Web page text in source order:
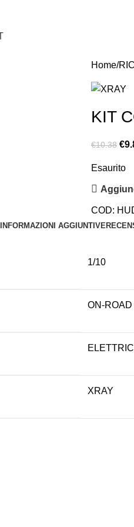
Home
KIT
€10.38 €
Esaurito
COD:
INFORMAZIONI AGGIUNTIVE
1/10
ON-ROAD
XRAY